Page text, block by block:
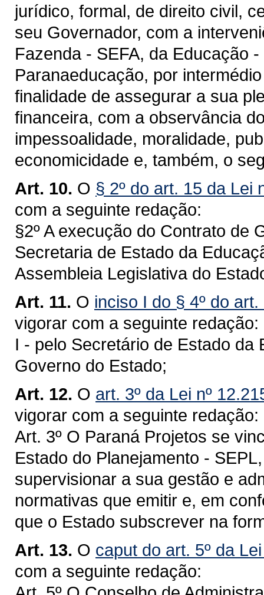
jurídico, formal, de direito civil,
seu Governador, com a
Fazenda - SEFA, da Educação
Paranaeducação, por
finalidade de assegurar a sua
financeira, com a observância
impessoalidade, moralidade,
economicidade e, também, o
Art. 10. O § 2º do art. 15 da Lei
com a seguinte redação:
§2º A execução do Contrato de
Secretaria de Estado da
Assembleia Legislativa do
Art. 11. O inciso I do § 4º do
vigorar com a seguinte redação:
I - pelo Secretário de Estado
Governo do Estado;
Art. 12. O art. 3º da Lei nº
vigorar com a seguinte redação:
Art. 3º O Paraná Projetos se
Estado do Planejamento -
supervisionar a sua gestão e
normativas que emitir e, em
que o Estado subscrever na
Art. 13. O caput do art. 5º da
com a seguinte redação: